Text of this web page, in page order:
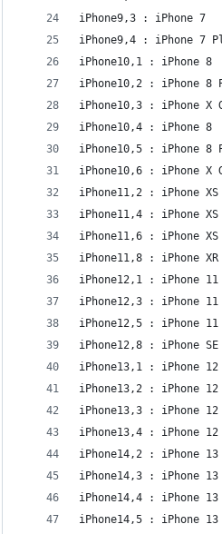
iPhone9,3 : iPhone 7
iPhone9,4 : iPhone 7
iPhone10,1 : iPhone 8
iPhone10,2 : iPhone 8
iPhone10,3 : iPhone X
iPhone10,4 : iPhone 8
iPhone10,5 : iPhone 8
iPhone10,6 : iPhone X
iPhone11,2 : iPhone XS
iPhone11,4 : iPhone XS
iPhone11,6 : iPhone XS
iPhone11,8 : iPhone XR
iPhone12,1 : iPhone 11
iPhone12,3 : iPhone 11
iPhone12,5 : iPhone 11
iPhone12,8 : iPhone SE
iPhone13,1 : iPhone
iPhone13,2 : iPhone 12
iPhone13,3 : iPhone 12
iPhone13,4 : iPhone 12
iPhone14,2 : iPhone 13
iPhone14,3 : iPhone 13
iPhone14,4 : iPhone
iPhone14,5 : iPhone 13